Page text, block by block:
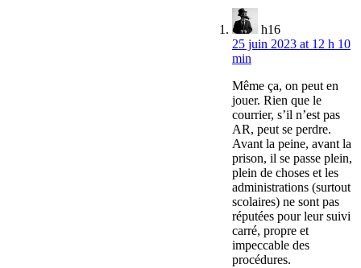
h16
25 juin 2023 at 12 h 10
min
Même ça, on peut en
jouer. Rien que le
courrier, s’il n’est pas
AR, peut se perdre.
Avant la peine, avant la
prison, il se passe plein,
plein de choses et les
administrations (surtout
scolaires) ne sont pas
réputées pour leur suivi
carré, propre et
impeccable des
procédures.